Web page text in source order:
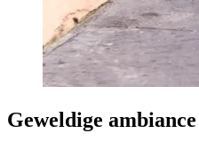
Geweldige ambiance